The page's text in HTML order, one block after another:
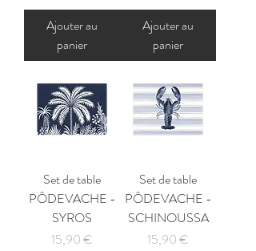
Ajouter au
panier
Ajouter au
panier
Set de table
PÔDEVACHE -
SYROS
Prix
15,90 €
Set de table
PÔDEVACHE -
SCHINOUSSA
Prix
15,90 €